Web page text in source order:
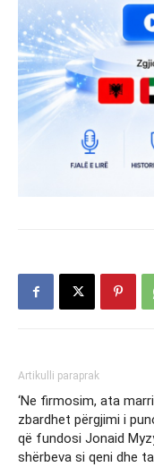
Artikulli paraprak
‘Ne firmosim, ata
zbardhet përgjimi i
që fundosi Jonaid
shërbeva si qeni dhe